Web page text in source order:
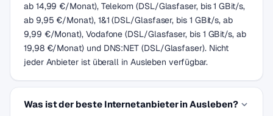
ab 14,99 €/Monat), Telekom (DSL/Glasfaser, bis 1 GBit/s,
ab 9,95 €/Monat), 1&1 (DSL/Glasfaser, bis 1 GBit/s, ab
9,99 €/Monat), Vodafone (DSL/Glasfaser, bis 1 GBit/s, ab
19,98 €/Monat) und DNS:NET (DSL/Glasfaser). Nicht
jeder Anbieter ist überall in Ausleben verfügbar.
Was ist der beste Internetanbieter in Ausleben?